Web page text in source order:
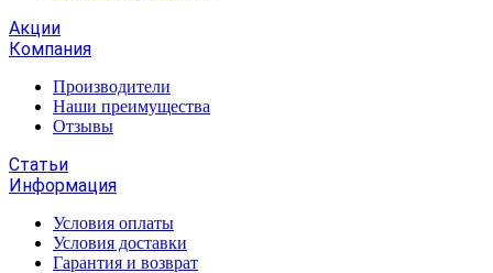
Акции
Компания
Производители
Наши преимущества
Отзывы
Статьи
Информация
Условия оплаты
Условия доставки
Гарантия и возврат